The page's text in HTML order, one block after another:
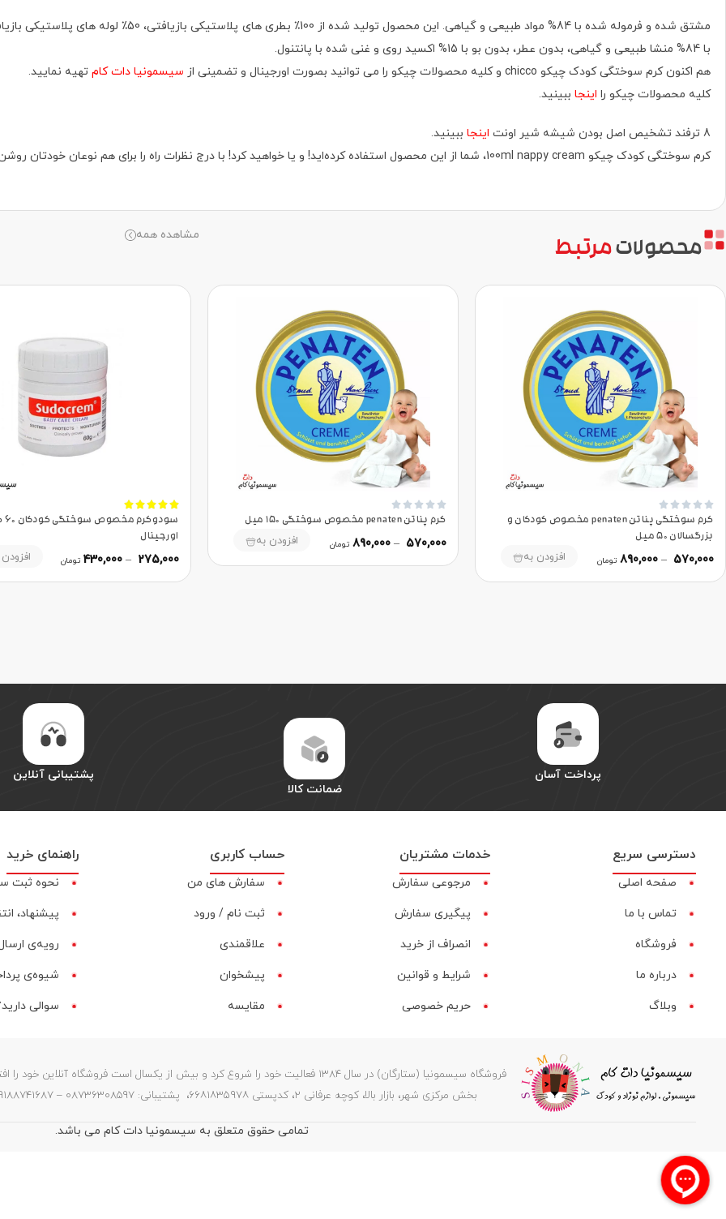
مشتق شده و فرموله شده با 84% مواد طبیعی و گیاهی. این
با 84% منشا طبیعی و گیاهی، بدون عطر، بدون بو با 15% اکسید روی و غنی شده با پانتنول.
هم اکنون کرم سوختگی کودک چیکو chicco و کلیه محصولات چیکو را می توانید بصورت اورجینال و تضمینی از
سیسمونیا دات کام تهیه نمایید.
کلیه محصولات چیکو را اینجا ببینید.
8 ترفند تشخیص اصل بودن شیشه شیر اونت اینجا ببینید.
کرم سوختگی کودک چیکو 100ml nappy cream، شما از این محصول استفاده کرده‌اید! و یا خواهید کرد! با درج نظرات راه را برای هم نوعان خودتان روشن کنید. فروشگاه حضوری‌ و آنلاین سیسمونیا دات کام.
محصولاتمرتبط
مشاهده همه





کرم سوختگی پناتن penaten مخصوص کودکان و
بزرگسالان 50 میل
570,000
–
890,000 تومان افزودن به





کرم پناتن penaten مخصوص سوختگی 150 میل
570,000
–
890,000 تومان افزودن به





اورجینال
275,000
–
430,000 تومان
پرداخت آسان
ضمانت کالا
پشتیبانی آنلاین
دسترسی سریع
صفحه اصلی
تماس با ما
فروشگاه
درباره ما
وبلاگ
خدمات مشتریان
مرجوعی سفارش
پیگیری سفارش
انصراف از خرید
شرایط و قوانین
حریم خصوصی
حساب کاربری
سفارش های من
ثبت نام / ورود
علاقمندی
پیشخوان
مقایسه‌
راهنمای خرید
نحوه ثبت
پیشنهاد،
رویه‌ی ارسال
شیوه‌ی
سوالی
فروشگاه سیسمونیا (ستارگان) در سال 1384 فعالیت خود را شروع کرد و بیش از یکسال است فروشگاه
بخش مرکزی شهر، بازار بالا، کوچه عرفانی ۲، کدپستی ۶۶۸۱۸۳۵۹۷۸، پشتیبانی: 08736308597 – 09188741687 – info@sismonia.com
تمامی حقوق متعلق به سیسمونیا دات کام می باشد.
جستجو